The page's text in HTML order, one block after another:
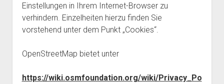
Einstellungen in Ihrem Internet-Browser zu
verhindern. Einzelheiten hierzu finden Sie
vorstehend unter dem Punkt „Cookies“.
OpenStreetMap bietet unter
https://wiki.osmfoundation.org/wiki/Privacy_Po